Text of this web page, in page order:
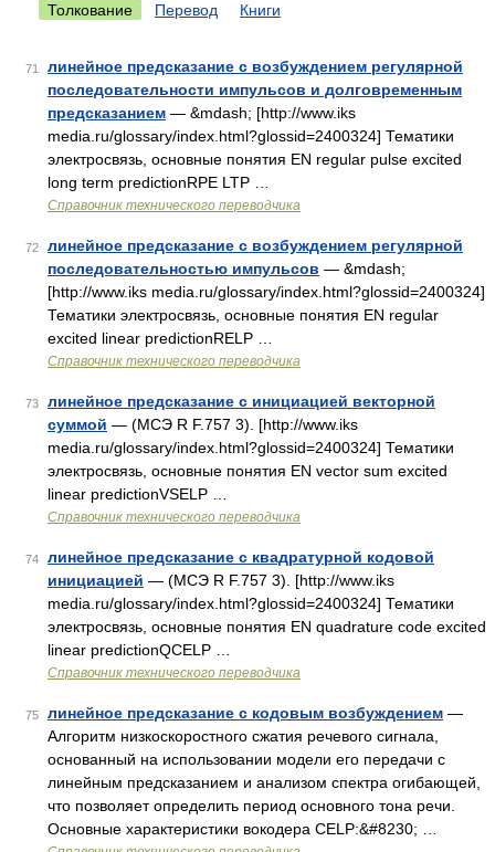
Толкование Перевод Книги
71
линейное предсказание с возбуждением регулярной
последовательности импульсов и долговременным
предсказанием — &mdash; [http://www.iks
media.ru/glossary/index.html?glossid=2400324] Тематики
электросвязь, основные понятия EN regular pulse excited
long term predictionRPE LTP …
Справочник технического переводчика
72
линейное предсказание с возбуждением регулярной
последовательностью импульсов — &mdash;
[http://www.iks media.ru/glossary/index.html?glossid=2400324]
Тематики электросвязь, основные понятия EN regular
excited linear predictionRELP …
Справочник технического переводчика
73
линейное предсказание с инициацией векторной
суммой — (МСЭ R F.757 3). [http://www.iks
media.ru/glossary/index.html?glossid=2400324] Тематики
электросвязь, основные понятия EN vector sum excited
linear predictionVSELP …
Справочник технического переводчика
74
линейное предсказание с квадратурной кодовой
инициацией — (МСЭ R F.757 3). [http://www.iks
media.ru/glossary/index.html?glossid=2400324] Тематики
электросвязь, основные понятия EN quadrature code excited
linear predictionQCELP …
Справочник технического переводчика
75 линейное предсказание с кодовым возбуждением —
Алгоритм низкоскоростного сжатия речевого сигнала,
основанный на использовании модели его передачи с
линейным предсказанием и анализом спектра огибающей,
что позволяет определить период основного тона речи.
Основные характеристики вокодера CELP:&#8230; …